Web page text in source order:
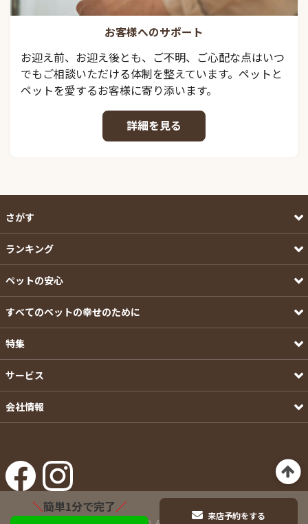
お客様へのサポート
お迎え前、お迎え後とも、ご不明、ご心配な点はいつ
でもご相談いただける体制を整えています。ペットと
ペットを愛するお客様に寄り添います。
詳細を見る
さがす
ランキング
ペットの安心
すべてのペットの幸せのために
特集
サービス
会社情報
＼簡単1分で完了／
来店予約をする